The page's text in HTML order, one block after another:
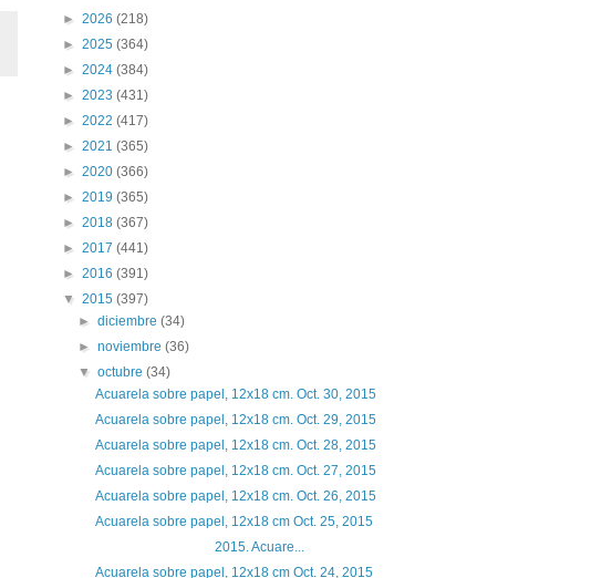
► 2026 (218)
► 2025 (364)
► 2024 (384)
► 2023 (431)
► 2022 (417)
► 2021 (365)
► 2020 (366)
► 2019 (365)
► 2018 (367)
► 2017 (441)
► 2016 (391)
▼ 2015 (397)
►diciembre(34)
►noviembre(36)
▼octubre(34)
Acuarela sobre papel, 12x18 cm. Oct. 30, 2015
Acuarela sobre papel, 12x18 cm. Oct. 29, 2015
Acuarela sobre papel, 12x18 cm. Oct. 28, 2015
Acuarela sobre papel, 12x18 cm. Oct. 27, 2015
Acuarela sobre papel, 12x18 cm. Oct. 26, 2015
Acuarela sobre papel, 12x18 cm Oct. 25, 2015
2015. Acuare...
Acuarela sobre papel, 12x18 cm Oct. 24, 2015